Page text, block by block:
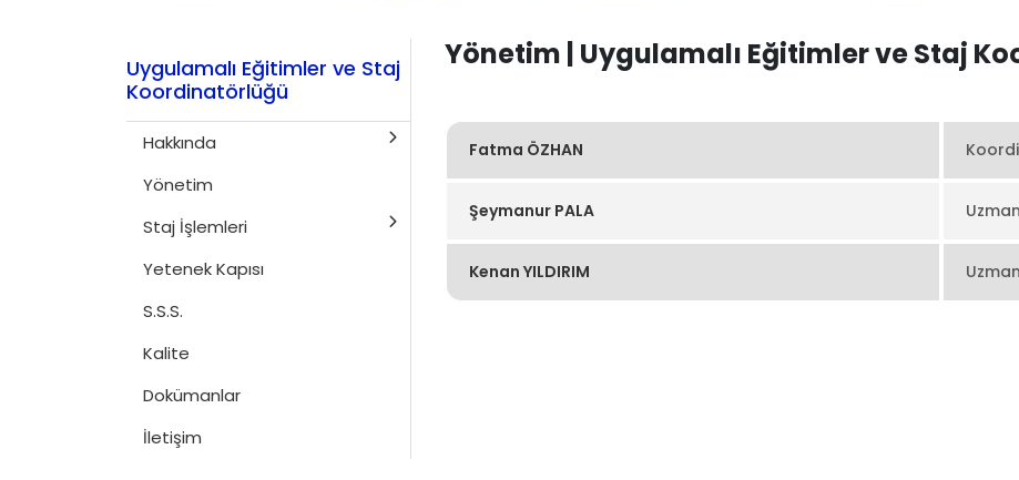
Uygulamalı Eğitimler ve Staj
Koordinatörlüğü
Hakkında
Yönetim
Staj İşlemleri
Yetenek Kapısı
S.S.S.
Kalite
Dokümanlar
İletişim
Yönetim | Uygulamalı Eğitimler ve Staj
Fatma ÖZHAN
Şeymanur PALA Uzman
Kenan YILDIRIM Uzman